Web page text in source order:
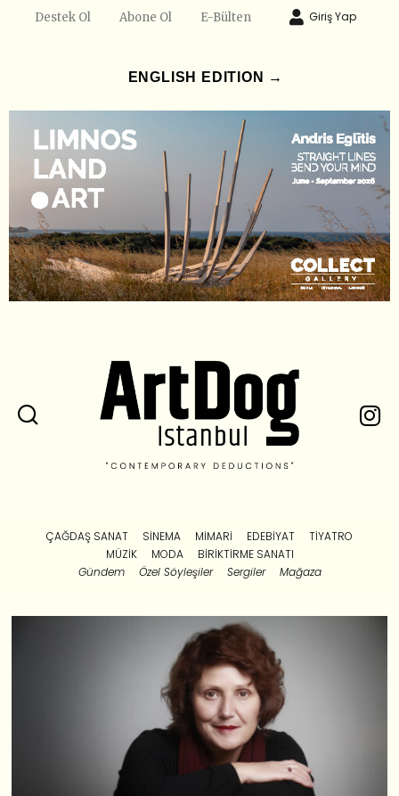
Destek Ol Abone Ol E-Bülten Giriş Yap
ENGLISH EDITION →
ÇAĞDAŞ SANAT SINEMA MIMARI EDEBIYAT
TIYATRO
MÜZIK
MODA
BIRIKTIRME SANATI
Gündem
Özel Söyleşiler Sergiler Mağaza